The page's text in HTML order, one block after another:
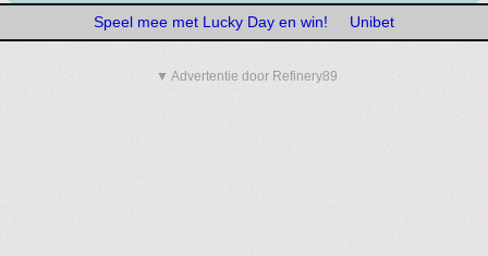
Speel mee met Lucky Day en win! Unibet
▼ Advertentie door Refinery89